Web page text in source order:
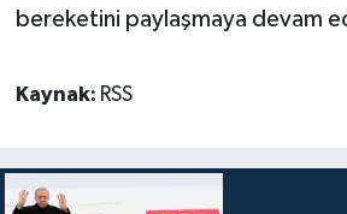
bereketini paylaşmaya devam
Kaynak: RSS